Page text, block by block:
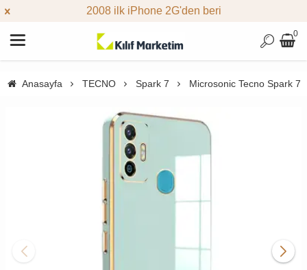
2008 ilk iPhone 2G'den beri
0
Anasayfa TECNO Spark 7 Microsonic Tecno Spark 7